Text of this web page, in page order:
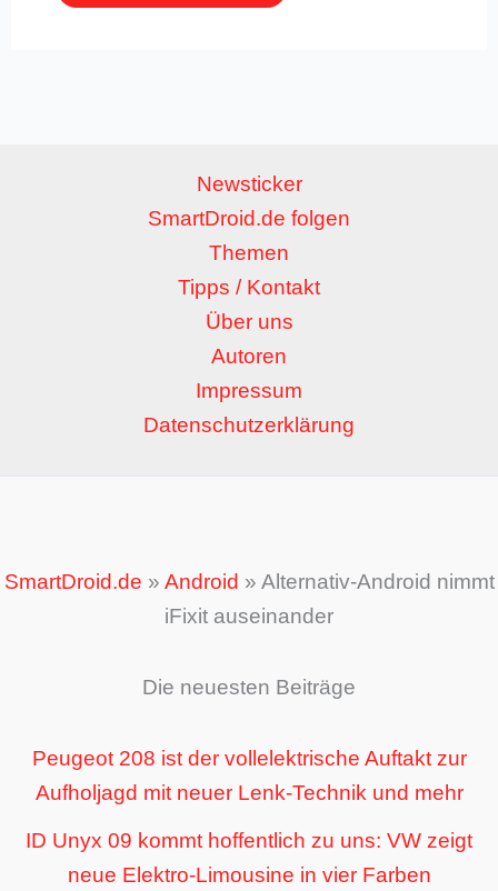
Newsticker
SmartDroid.de folgen
Themen
Tipps / Kontakt
Über uns
Autoren
Impressum
Datenschutzerklärung
SmartDroid.de » Android » Alternativ-Android nimmt
iFixit auseinander
Die neuesten Beiträge
Peugeot 208 ist der vollelektrische Auftakt zur
Aufholjagd mit neuer Lenk-Technik und mehr
ID Unyx 09 kommt hoffentlich zu uns: VW zeigt
neue Elektro-Limousine in vier Farben